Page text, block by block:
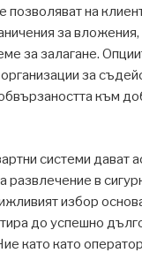
позволяват на
за
за залагане.
за
към
системи дават
развлечение в
избор
до успешно
като като